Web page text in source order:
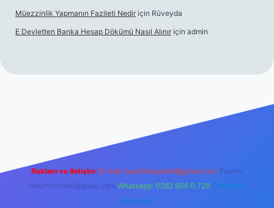
Müezzinlik Yapmanın Fazileti Nedir için Rüveyda
E Devletten Banka Hesap Dökümü Nasıl Alınır için admin
Reklam ve İletişim: E-mail: backlinkpaneli@gmail.com Teams:
forumhizmeti@gmail.com Whatsapp: 0262 606 0 726 Telegram:
@karabul